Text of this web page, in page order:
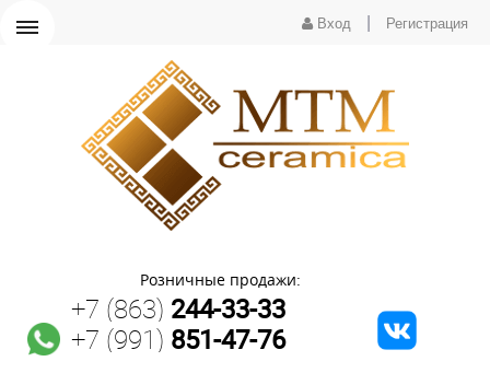
Вход Регистрация
Розничные продажи:
+7 (863) 244-33-33
+7 (991) 851-47-76